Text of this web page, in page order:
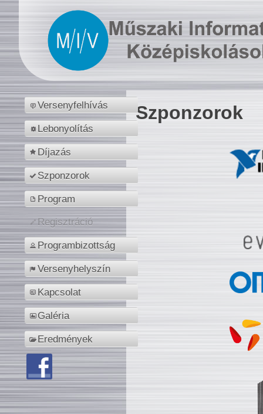
Versenyfelhívás
Lebonyolítás
Díjazás
Szponzorok
Program
Regisztráció
Programbizottság
Versenyhelyszín
Kapcsolat
Galéria
Eredmények
Szponzorok